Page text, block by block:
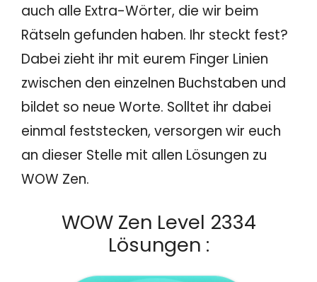
auch alle Extra-Wörter, die wir beim
Rätseln gefunden haben. Ihr steckt fest?
Dabei zieht ihr mit eurem Finger Linien
zwischen den einzelnen Buchstaben und
bildet so neue Worte. Solltet ihr dabei
einmal feststecken, versorgen wir euch
an dieser Stelle mit allen Lösungen zu
WOW Zen.
WOW Zen Level 2334
Lösungen :